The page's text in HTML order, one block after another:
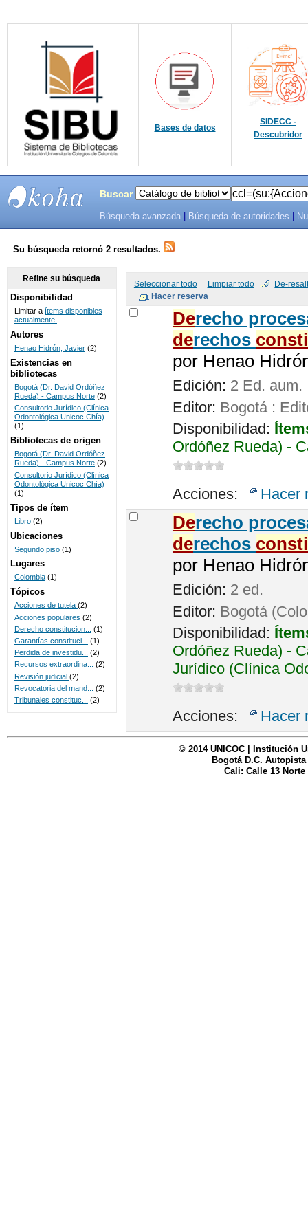
Bases de datos
SIDECC -
Descubridor
SISTEMAS
DE
BIBLIOTECAS
UNICOC
Buscar
Búsqueda avanzada Búsqueda de autoridades
Su búsqueda retornó 2 resultados.
Seleccionar todo Limpiar todo De-
Derecho
derechos
por Henao
Edición: 2 Ed. aum.
Editor: Bogotá :
Disponibilidad:
Ordóñez Rueda) -
Acciones: Hacer
Derecho
derechos
por Henao
Edición: 2 ed.
Editor: Bogotá
Disponibilidad:
Ordóñez Rueda) -
Jurídico (Clínica
Acciones: Hacer
Refine su búsqueda
Disponibilidad
Limitar a ítems disponibles
actualmente.
Autores
Henao Hidrón, Javier (2)
Existencias en
bibliotecas
Bogotá (Dr. David Ordóñez
Rueda) - Campus Norte (2)
Consultorio Jurídico (Clínica
Odontológica Unicoc Chía)
(1)
Bibliotecas de origen
Bogotá (Dr. David Ordóñez
Rueda) - Campus Norte (2)
Consultorio Jurídico (Clínica
Odontológica Unicoc Chía)
(1)
Tipos de ítem
Libro (2)
Ubicaciones
Segundo piso (1)
Lugares
Colombia (1)
Tópicos
Acciones de tutela (2)
Acciones populares (2)
Derecho constitucion...
(1)
Garantías constituci...
(1)
Perdida de investidu...
(2)
Recursos extraordina...
(2)
Revisión judicial (2)
Revocatoria del mand...
(2)
Tribunales constituc...
(2)
© 2014 UNICOC | Institución
Bogotá D.C. Autopista
Cali: Calle 13 Norte